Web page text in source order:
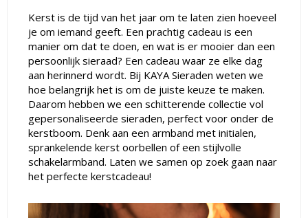
Kerst is de tijd van het jaar om te laten zien hoeveel
je om iemand geeft. Een prachtig cadeau is een
manier om dat te doen, en wat is er mooier dan een
persoonlijk sieraad? Een cadeau waar ze elke dag
aan herinnerd wordt. Bij KAYA Sieraden weten we
hoe belangrijk het is om de juiste keuze te maken.
Daarom hebben we een schitterende collectie vol
gepersonaliseerde sieraden, perfect voor onder de
kerstboom. Denk aan een armband met initialen,
sprankelende kerst oorbellen of een stijlvolle
schakelarmband. Laten we samen op zoek gaan naar
het perfecte kerstcadeau!